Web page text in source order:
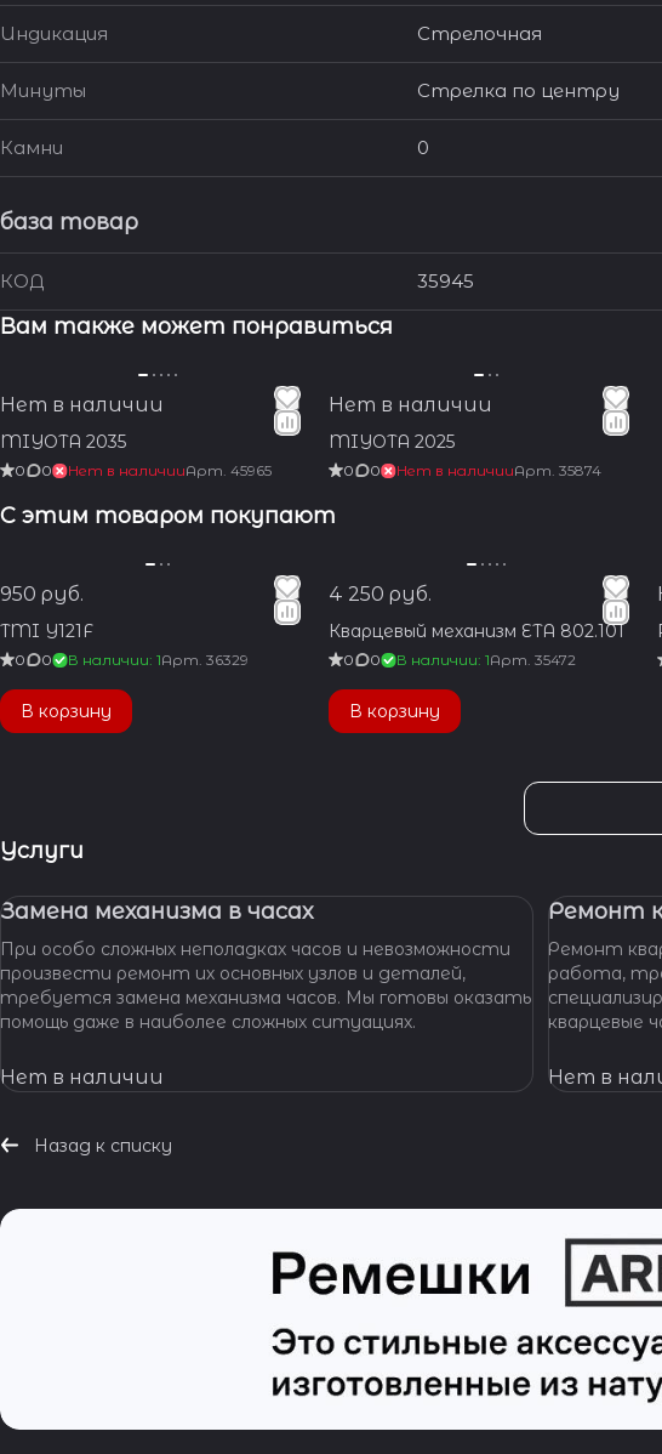
Индикация Стрелочная
Минуты Стрелка по центру
Камни 0
база товар
КОД 35945
Вам также может понравиться
Нет в наличии
MIYOTA 2035
0 0 Нет в наличииАрт. 45965
Нет в наличии
MIYOTA 2025
0 0 Нет в наличииАрт.35874
С этим товаром покупают
950 руб.
TMI Y121F
0 0 В наличии: 1Арт. 36329
В корзину
4 250 руб.
Кварцевый механизм ETA 802.101
0 0 В наличии: 1Арт.35472
В корзину
Услуги
Замена механизма в часах
При особо сложных неполадках часов и невозможности
произвести ремонт их основных узлов и деталей,
требуется замена механизма часов. Мы готовы оказать
помощь даже в наиболее сложных ситуациях.
Нет в наличии
Ремонт
Ремонт
работа,
кварцевые
Нет в
Назад к списку